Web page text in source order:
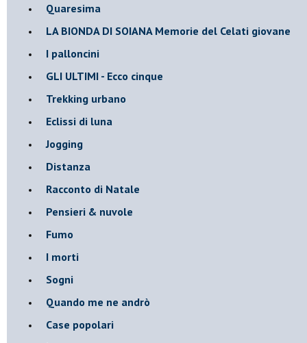
Quaresima
LA BIONDA DI SOIANA Memorie del Celati giovane
I palloncini
GLI ULTIMI - Ecco cinque
Trekking urbano
Eclissi di luna
Jogging
Distanza
Racconto di Natale
Pensieri & nuvole
Fumo
I morti
Sogni
Quando me ne andrò
Case popolari